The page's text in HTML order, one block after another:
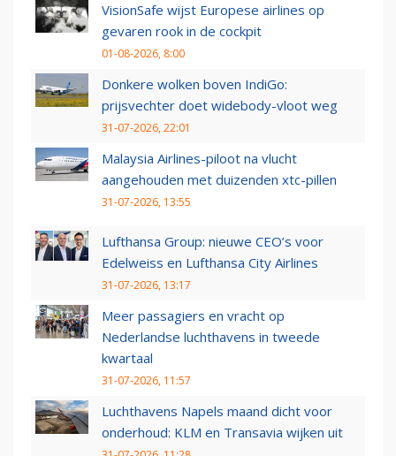
VisionSafe wijst Europese airlines op
gevaren rook in de cockpit
01-08-2026, 8:00
Donkere wolken boven IndiGo:
prijsvechter doet widebody-vloot weg
31-07-2026, 22:01
Malaysia Airlines-piloot na vlucht
aangehouden met duizenden xtc-pillen
31-07-2026, 13:55
Lufthansa Group: nieuwe CEO’s voor
Edelweiss en Lufthansa City Airlines
31-07-2026, 13:17
Meer passagiers en vracht op
Nederlandse luchthavens in tweede
kwartaal
31-07-2026, 11:57
Luchthavens Napels maand dicht voor
onderhoud: KLM en Transavia wijken uit